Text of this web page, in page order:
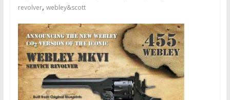
revolver, webley&scott